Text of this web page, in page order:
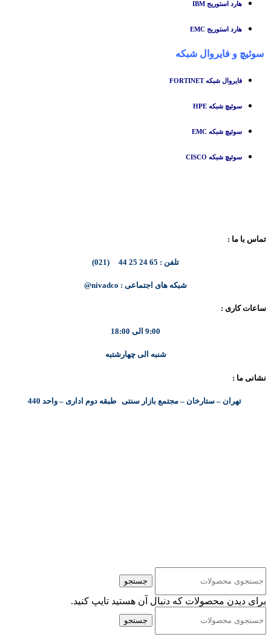
هارد استوریج IBM
هارد استوریج EMC
سوئیچ و فایروال شبکه
فایروال شبکه FORTINET
سوئیچ شبکه HPE
سوئیچ شبکه EMC
سوئیچ شبکه CISCO
تماس با ما :
تلفن : 65 24 25 44 (021)
شبکه های اجتماعی : nivadco@
ساعات کاری :
9:00 الی 18:00
شنبه الی چهارشتبه
نشانی ما :
تهران – ستارخان – مجتمع بازار سنتی طبقه دوم اداری – واحد 440
جستجو
برای دیدن محصولات که دنبال آن هستید تایپ کنید.
جستجو